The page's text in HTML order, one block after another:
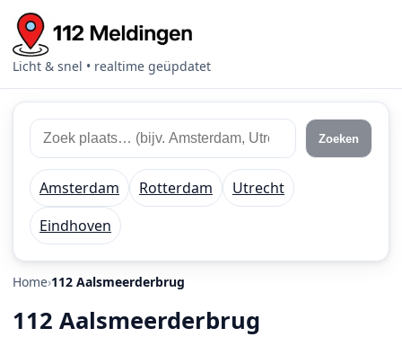
Licht & snel • realtime geüpdatet
Zoek
112
meldingen
Zoek
plaats
of
regio
Zoeken
Amsterdam Rotterdam
Utrecht
Eindhoven
Home 112 Aalsmeerderbrug
112 Aalsmeerderbrug